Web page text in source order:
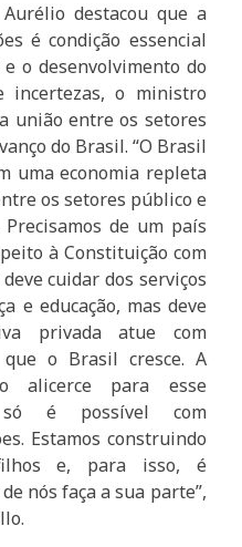
destacou que a
é condição essencial
o desenvolvimento do
incertezas, o ministro
união entre os setores
do Brasil. “O Brasil
uma economia repleta
os setores público e
de um país
à Constituição com
cuidar dos serviços
e educação, mas deve
privada atue com
o Brasil cresce. A
alicerce para esse
é possível com
Estamos construindo
e, para isso, é
nós faça a sua parte”,